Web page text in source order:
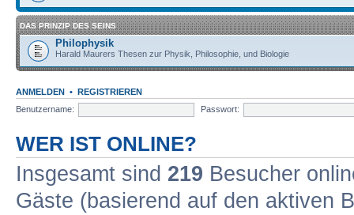
DAS PRINZIP DES SEINS
Philophysik
Harald Maurers Thesen zur Physik, Philosophie, und Biologie
ANMELDEN • REGISTRIEREN
Benutzername:
Passwort:
WER IST ONLINE?
Insgesamt sind 219 Besucher
Gäste (basierend auf den aktiven